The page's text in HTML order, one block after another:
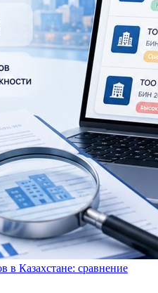
в Казахстане: сравнение